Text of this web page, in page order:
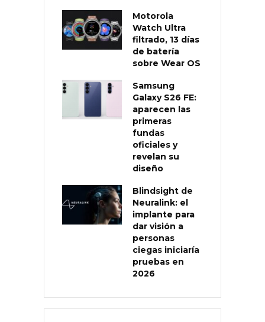
Motorola
Watch Ultra
filtrado, 13 días
de batería
sobre Wear OS
Samsung
Galaxy S26 FE:
aparecen las
primeras
fundas
oficiales y
revelan su
diseño
Blindsight de
Neuralink: el
implante para
dar visión a
personas
ciegas iniciaría
pruebas en
2026